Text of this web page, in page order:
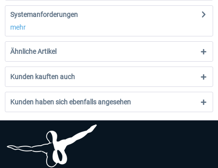
Systemanforderungen
mehr
Ähnliche Artikel
Kunden kauften auch
Kunden haben sich ebenfalls angesehen